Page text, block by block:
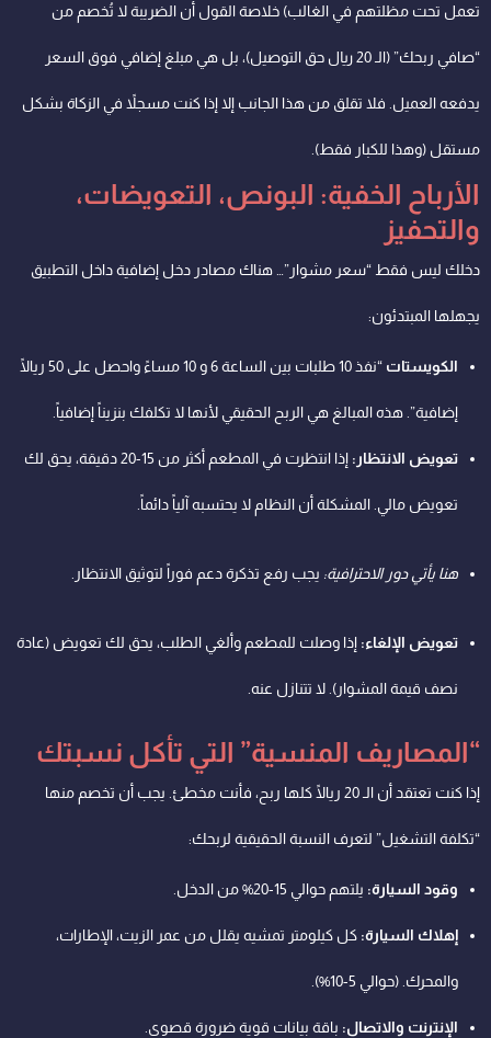
تعمل تحت مظلتهم في الغالب) خلاصة القول أن الضريبة لا تُخصم من
“صافي ربحك” (الـ 20 ريال حق التوصيل)، بل هي مبلغ إضافي فوق السعر
يدفعه العميل. فلا تقلق من هذا الجانب إلا إذا كنت مسجلاً في الزكاة بشكل
مستقل (وهذا للكبار فقط).
الأرباح الخفية: البونص، التعويضات،
والتحفيز
دخلك ليس فقط “سعر مشوار”… هناك مصادر دخل إضافية داخل التطبيق
يجهلها المبتدئون:
الكويستات “نفذ 10 طلبات بين الساعة 6 و 10 مساءً واحصل على 50 ريالًا
إضافية”. هذه المبالغ هي الربح الحقيقي لأنها لا تكلفك بنزيناً إضافياً.
تعويض الانتظار: إذا انتظرت في المطعم أكثر من 15-20 دقيقة، يحق لك
تعويض مالي. المشكلة أن النظام لا يحتسبه آلياً دائماً.
هنا يأتي دور الاحترافية: يجب رفع تذكرة دعم فوراً لتوثيق الانتظار.
تعويض الإلغاء: إذا وصلت للمطعم وألغي الطلب، يحق لك تعويض (عادة
نصف قيمة المشوار). لا تتنازل عنه.
“المصاريف المنسية” التي تأكل نسبتك
إذا كنت تعتقد أن الـ 20 ريالًا كلها ربح، فأنت مخطئ. يجب أن تخصم منها
“تكلفة التشغيل” لتعرف النسبة الحقيقية لربحك:
وقود السيارة: يلتهم حوالي 15-20% من الدخل.
إهلاك السيارة: كل كيلومتر تمشيه يقلل من عمر الزيت، الإطارات،
والمحرك. (حوالي 5-10%).
الإنترنت والاتصال: باقة بيانات قوية ضرورة قصوى.